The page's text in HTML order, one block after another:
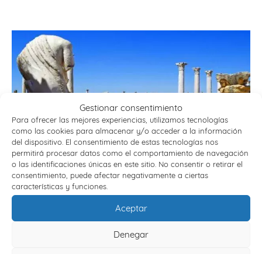
Gestionar consentimiento
Para ofrecer las mejores experiencias, utilizamos tecnologías
como las cookies para almacenar y/o acceder a la información
del dispositivo. El consentimiento de estas tecnologías nos
permitirá procesar datos como el comportamiento de navegación
o las identificaciones únicas en este sitio. No consentir o retirar el
consentimiento, puede afectar negativamente a ciertas
características y funciones.
Aceptar
Denegar
EUROPA
VER VIAJES